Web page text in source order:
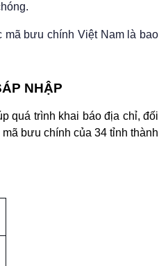
mã bưu chính Việt Nam là bao
NHẬP
quá trình khai báo địa chỉ, đối
bưu chính của 34 tỉnh thành